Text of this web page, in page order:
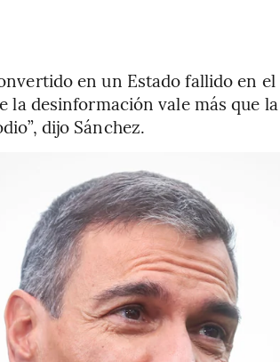
en un Estado fallido en
la desinformación vale más que
dijo Sánchez.